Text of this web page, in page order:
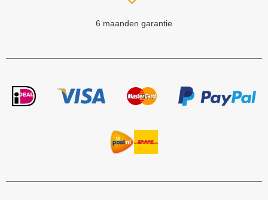
6 maanden garantie